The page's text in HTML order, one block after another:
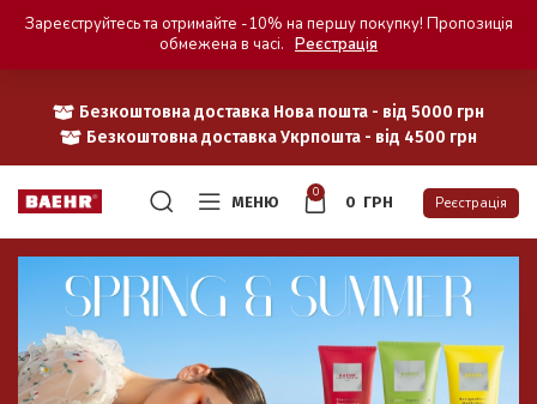
Безкоштовна доставка Нова пошта - від 5000 грн
Безкоштовна доставка Укрпошта - від 4500 грн
МЕНЮ
0
0 ГРН Реєстрація
Зареєструйтесь та отримайте -10% на першу покупку! Пропозиція
обмежена в часі. Реєстрація